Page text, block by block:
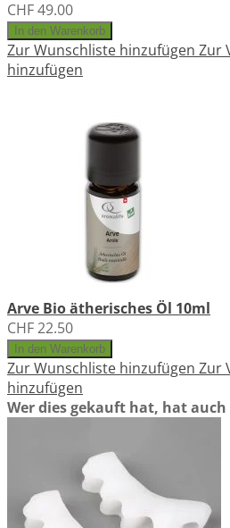
CHF 49.00
In den Warenkorb
Zur Wunschliste hinzufügen Zur
hinzufügen
Arve Bio ätherisches Öl 10ml
CHF 22.50
In den Warenkorb
Zur Wunschliste hinzufügen Zur
hinzufügen
Wer dies gekauft hat, hat